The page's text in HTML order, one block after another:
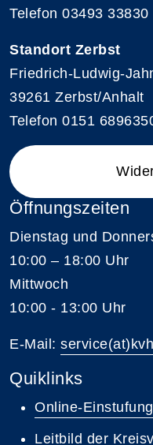
Telefon 03493 33830
Standort Zerbst
Friedrich-Ludwig-
39261 Zerbst/Anhalt
Telefon 0151
Öffnungszeiten
Dienstag und
10:00 – 18:00 Uhr
Mittwoch
10:00 - 13:00 Uhr
E-Mail:
Quiklinks
Online-
Leitbild der